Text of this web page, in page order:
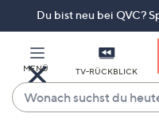
Du bist neu bei QVC?
MENÜ TV-RÜCKBLICK
Wonach
suchst